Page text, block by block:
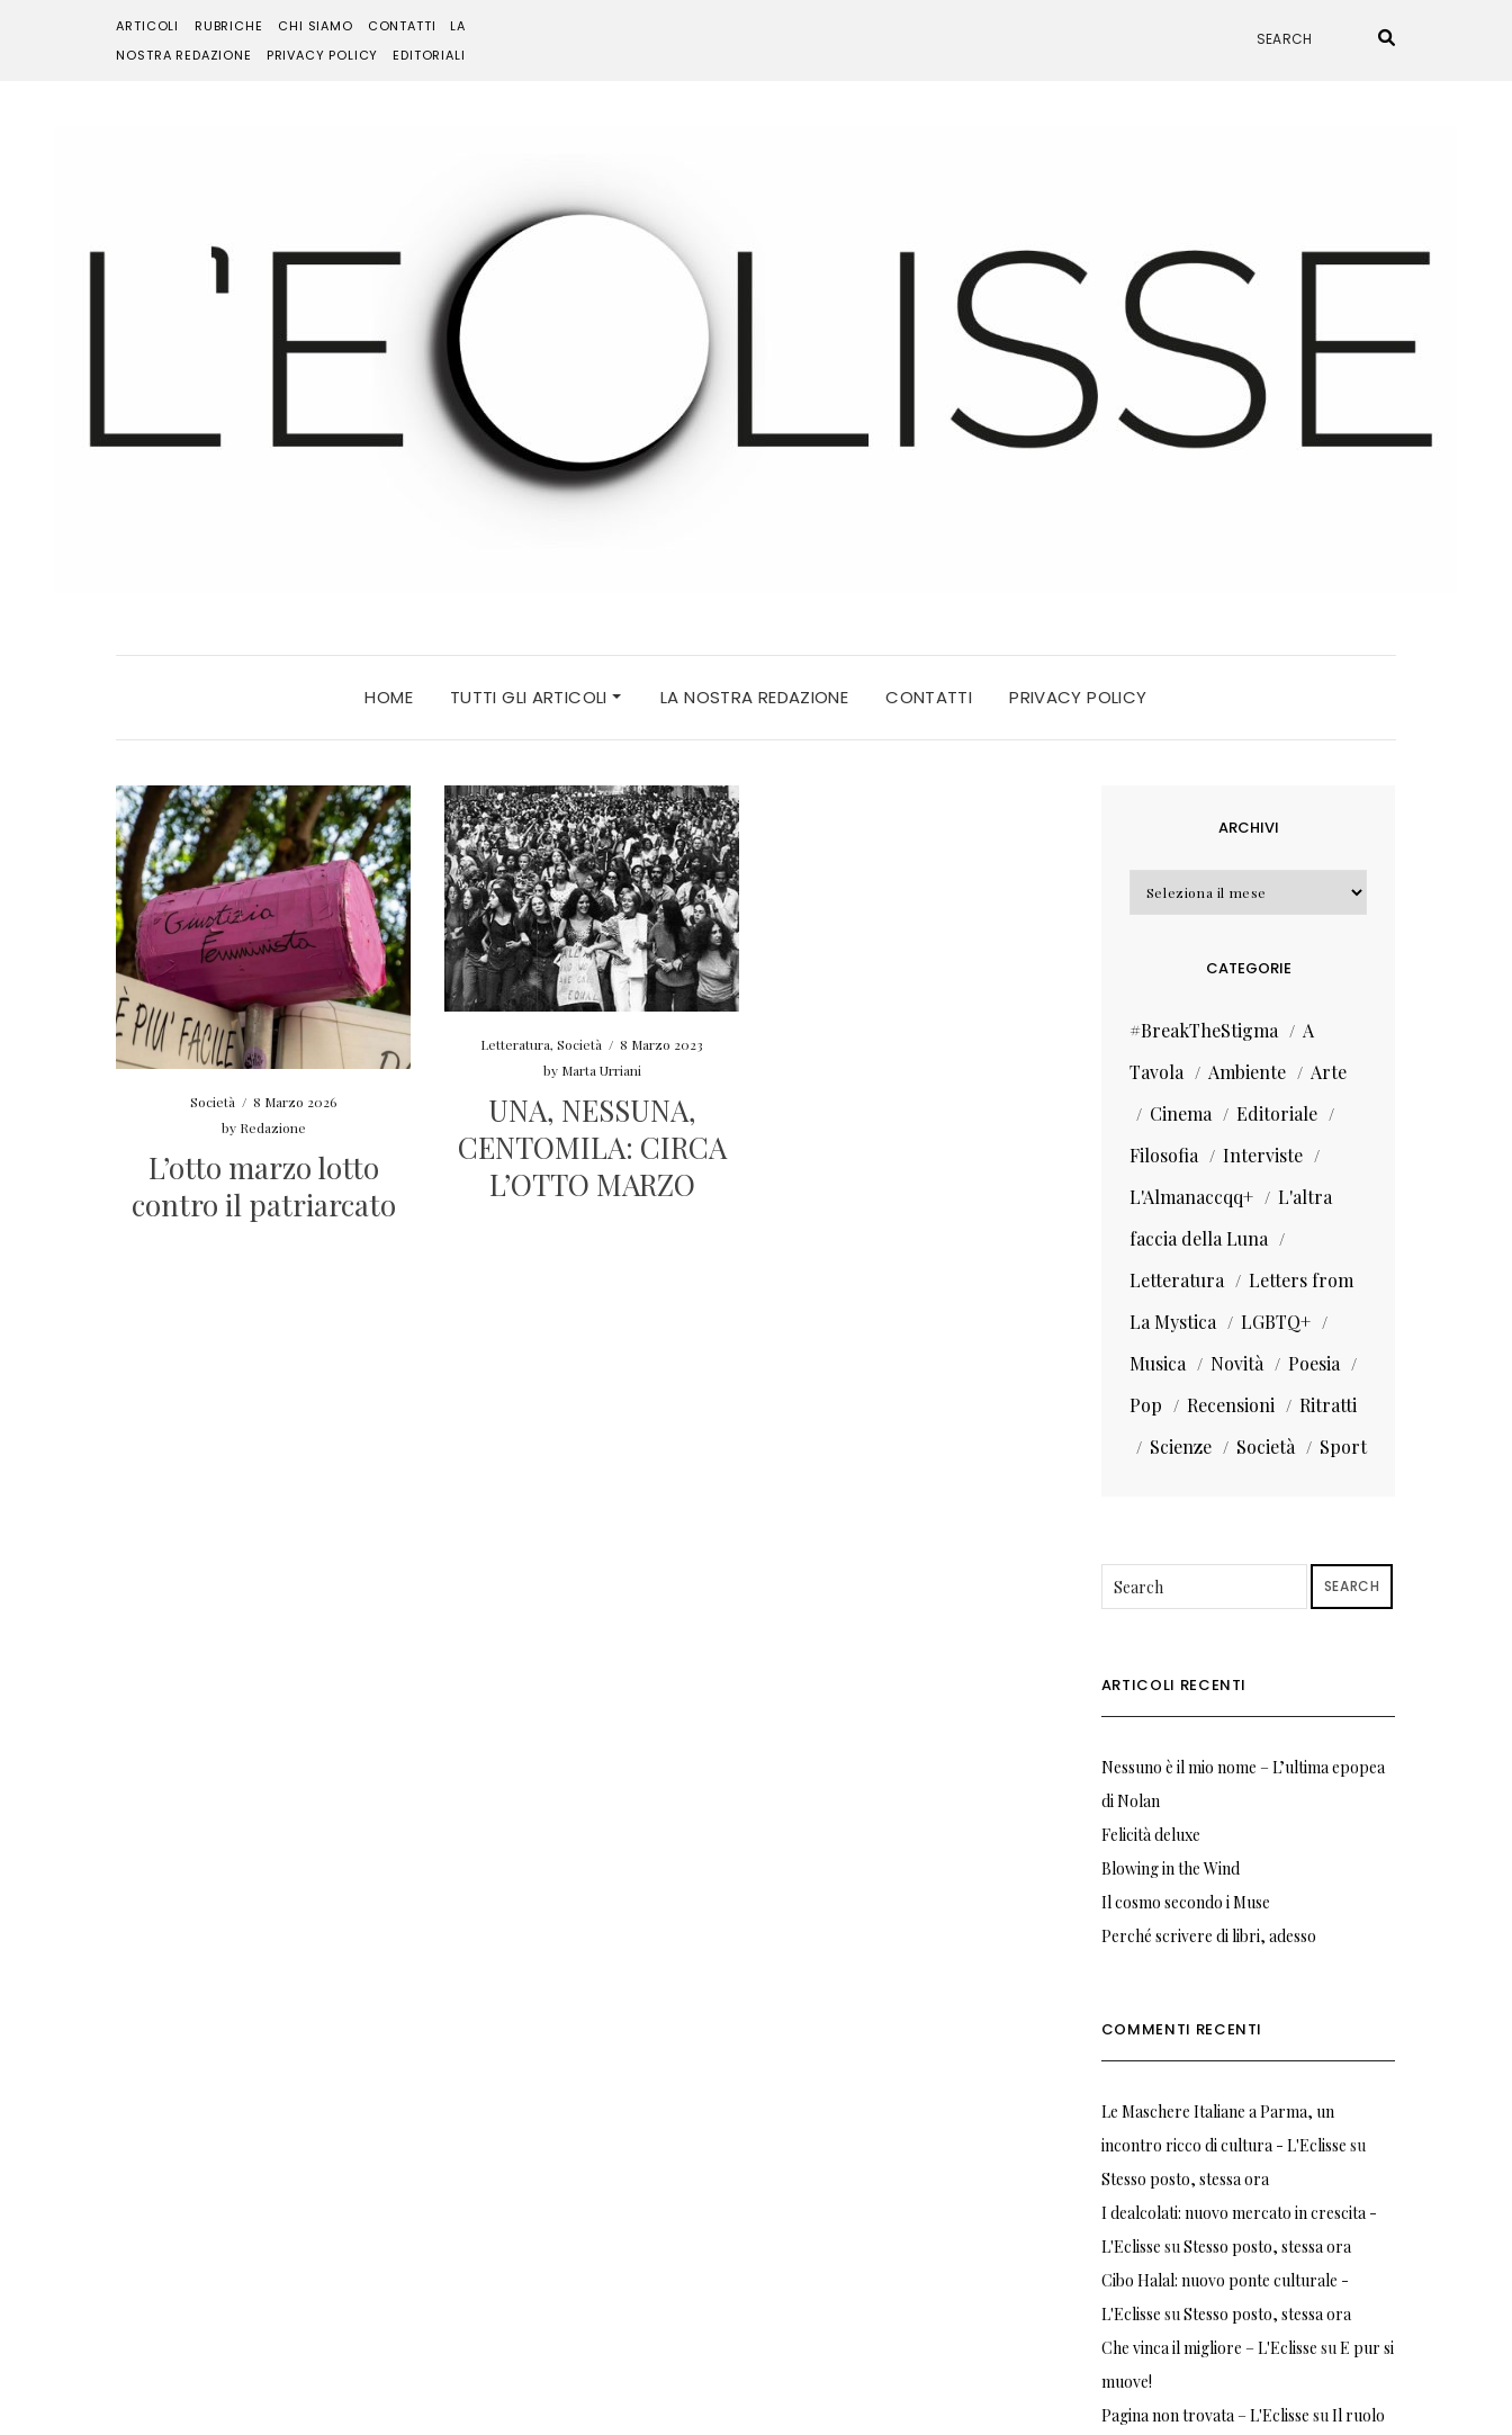
ARTICOLI RUBRICHE CHI SIAMO CONTATTI
LA
NOSTRA REDAZIONE
PRIVACY POLICY EDITORIALI
HOME TUTTI GLI ARTICOLI LA NOSTRA REDAZIONE CONTATTI PRIVACY POLICY
Società / 8 Marzo 2026
by Redazione
L’otto marzo lotto
contro il patriarcato
Letteratura,Società / 8 Marzo 2023
by Marta Urriani
UNA, NESSUNA,
CENTOMILA: CIRCA
L’OTTO MARZO
ARCHIVI
Archivi
CATEGORIE
#BreakTheStigma
A
Tavola
Ambiente
Arte
Cinema
Editoriale
Filosofia
Interviste
L'Almanaccqq+
L'altra
faccia della Luna
Letteratura
Letters from
La Mystica
LGBTQ+
Musica
Novità
Poesia
Pop
Recensioni
Ritratti
Scienze
Società Sport
SEARCH
ARTICOLI RECENTI
Nessuno è il mio nome – L’ultima epopea
di Nolan
Felicità deluxe
Blowing in the Wind
Il cosmo secondo i Muse
Perché scrivere di libri, adesso
COMMENTI RECENTI
Le Maschere Italiane a Parma, un
incontro ricco di cultura - L'Eclisse su
Stesso posto, stessa ora
I dealcolati: nuovo mercato in crescita -
L'Eclisse suStesso posto, stessa ora
Cibo Halal: nuovo ponte culturale -
L'Eclisse suStesso posto, stessa ora
Che vinca il migliore – L'Eclisse suE pur si
muove!
Pagina non trovata – L'Eclisse suIl ruolo